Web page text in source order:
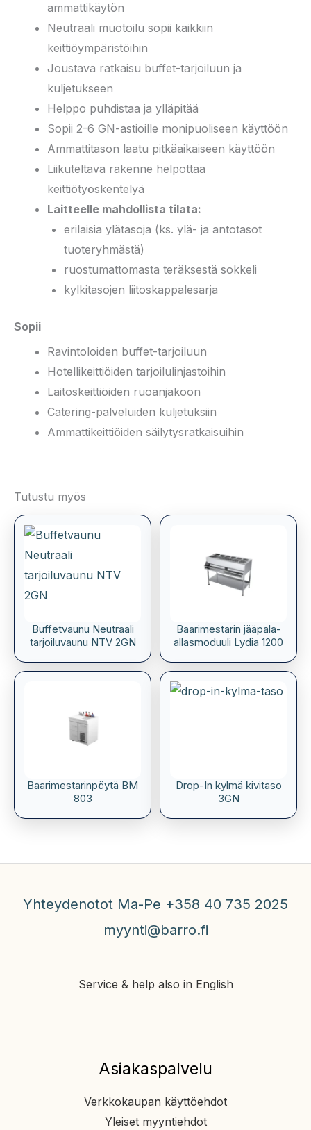
ammattikäytön
Neutraali muotoilu sopii kaikkiin
keittiöympäristöihin
Joustava ratkaisu buffet-tarjoiluun ja
kuljetukseen
Helppo puhdistaa ja ylläpitää
Sopii 2-6 GN-astioille monipuoliseen käyttöön
Ammattitason laatu pitkäaikaiseen käyttöön
Liikuteltava rakenne helpottaa
keittiötyöskentelyä
Laitteelle mahdollista tilata:
erilaisia ylätasoja (ks. ylä- ja antotasot
tuoteryhmästä)
ruostumattomasta teräksestä sokkeli
kylkitasojen liitoskappalesarja
Sopii
Ravintoloiden buffet-tarjoiluun
Hotellikeittiöiden tarjoilulinjastoihin
Laitoskeittiöiden ruoanjakoon
Catering-palveluiden kuljetuksiin
Ammattikeittiöiden säilytysratkaisuihin
Tutustu myös
Buffetvaunu Neutraali
tarjoiluvaunu NTV 2GN
Baarimestarin jääpala-
allasmoduuli Lydia 1200
Baarimestarinpöytä BM
803
Drop-In kylmä kivitaso
3GN
Yhteydenotot Ma-Pe +358 40 735 2025
myynti@barro.fi
Service & help also in English
Asiakaspalvelu
Verkkokaupan käyttöehdot
Yleiset myyntiehdot